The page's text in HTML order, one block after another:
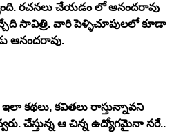
రచనలు చేయడం లో ఆనందరావు
సావిత్రి. వారి పెళ్ళిచూపులలో కూడా
ఆనందరావు.
కథలు, కవితలు రాస్తున్నావని
చేస్తున్న ఆ చిన్న ఉద్యోగమైనా సరే..